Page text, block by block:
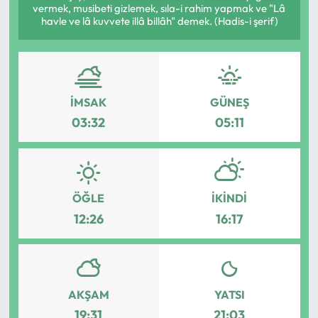
vermek, musibeti gizlemek, sıla-i rahim yapmak ve "Lâ
havle ve lâ kuvvete illâ billâh" demek. (Hadis-i şerif)
İMSAK
03:32
GÜNEŞ
05:11
ÖĞLE
12:26
İKINDI
16:17
AKŞAM YATSI
Mektup Galeri
Manşet
Karikatür Galeri
ASTROLOJİ
Spor Yazıları
Mektup Galeri